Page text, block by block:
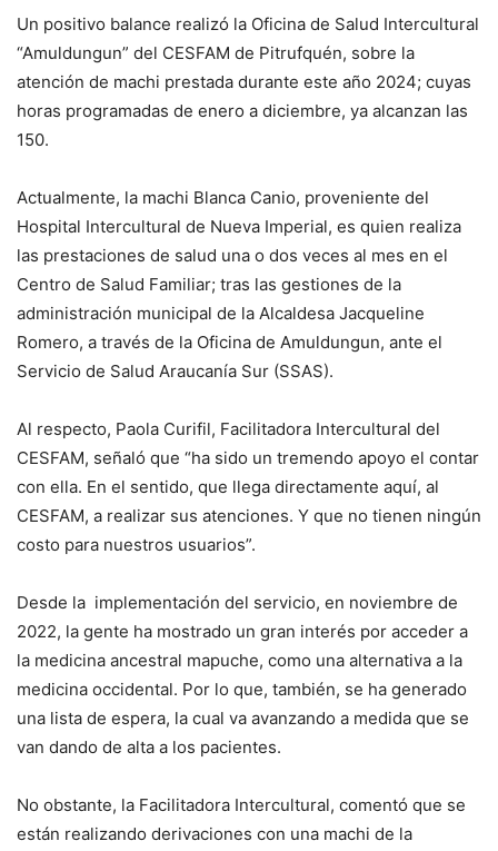
Un positivo balance realizó la Oficina de Salud Intercultural
“Amuldungun” del CESFAM de Pitrufquén, sobre la
atención de machi prestada durante este año 2024; cuyas
horas programadas de enero a diciembre, ya alcanzan las
150.
Actualmente, la machi Blanca Canio, proveniente del
Hospital Intercultural de Nueva Imperial, es quien realiza
las prestaciones de salud una o dos veces al mes en el
Centro de Salud Familiar; tras las gestiones de la
administración municipal de la Alcaldesa Jacqueline
Romero, a través de la Oficina de Amuldungun, ante el
Servicio de Salud Araucanía Sur (SSAS).
Al respecto, Paola Curifil, Facilitadora Intercultural del
CESFAM, señaló que “ha sido un tremendo apoyo el contar
con ella. En el sentido, que llega directamente aquí, al
CESFAM, a realizar sus atenciones. Y que no tienen ningún
costo para nuestros usuarios”.
Desde la implementación del servicio, en noviembre de
2022, la gente ha mostrado un gran interés por acceder a
la medicina ancestral mapuche, como una alternativa a la
medicina occidental. Por lo que, también, se ha generado
una lista de espera, la cual va avanzando a medida que se
van dando de alta a los pacientes.
No obstante, la Facilitadora Intercultural, comentó que se
están realizando derivaciones con una machi de la